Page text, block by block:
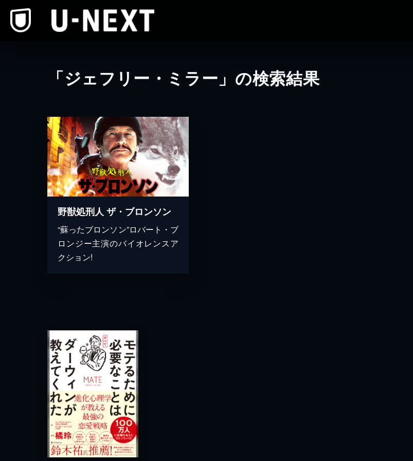
「ジェフリー・ミラー」の検索結果
野獣処刑人 ザ・ブロンソン
“蘇ったブロンソン”ロバート・ブ
ロンジー主演のバイオレンスア
クション!